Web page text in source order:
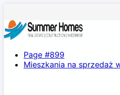
Page #899
Mieszkania na sprzedaż